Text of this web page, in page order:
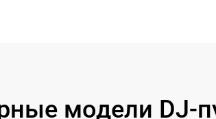
модели DJ-